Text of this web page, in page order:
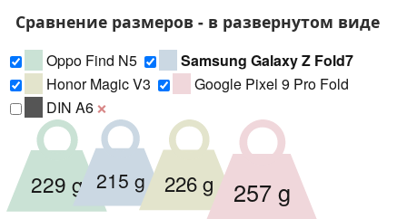
Сравнение размеров - в развернутом виде
Oppo Find N5
Samsung Galaxy Z Fold7
Honor Magic V3
Google Pixel 9 Pro Fold
DIN A6 ❌
229 g 215 g 226 g 257 g